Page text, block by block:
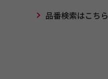
品番検索はこちら